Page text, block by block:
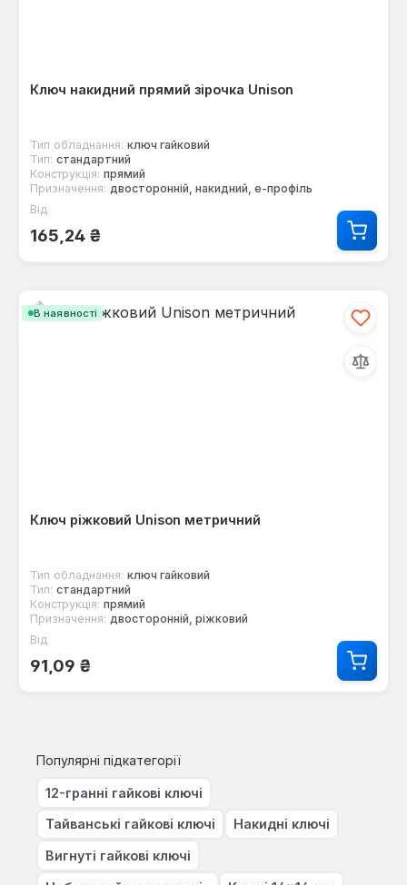
Ключ накидний прямий зірочка Unison
Тип обладнання: ключ гайковий
Тип: стандартний
Конструкція: прямий
Призначення: двосторонній, накидний, е-профіль
Звичайна ціна:
Від
165,24 ₴
В наявності
Ключ ріжковий Unison метричний
Тип обладнання: ключ гайковий
Тип: стандартний
Конструкція: прямий
Призначення: двосторонній, ріжковий
Звичайна ціна:
Від
91,09 ₴
Популярні підкатегорії
12-гранні гайкові ключі
Тайванські гайкові ключі Накидні ключі
Вигнуті гайкові ключі